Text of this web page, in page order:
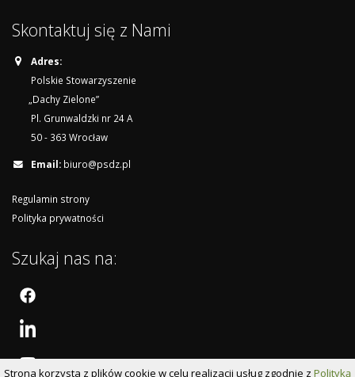
Skontaktuj się z Nami
Adres:
Polskie Stowarzyszenie
„Dachy Zielone”
Pl. Grunwaldzki nr 24 A
50 - 363 Wrocław
Email: biuro@psdz.pl
Regulamin strony
Polityka prywatności
Szukaj nas na:
Strona korzysta z plików cookie w celu realizacji usług zgodnie z Polityką